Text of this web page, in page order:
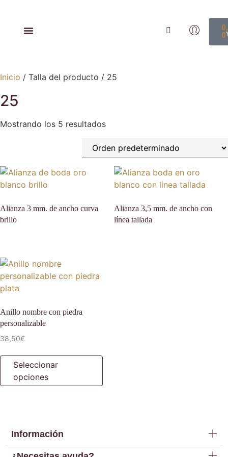
0
Inicio / Talla del producto / 25
25
Mostrando los 5 resultados
Alianza 3 mm. de ancho curva
brillo
Alianza 3,5 mm. de ancho con
línea tallada
Anillo nombre con piedra
personalizable
38,50€
Seleccionar
opciones
Información